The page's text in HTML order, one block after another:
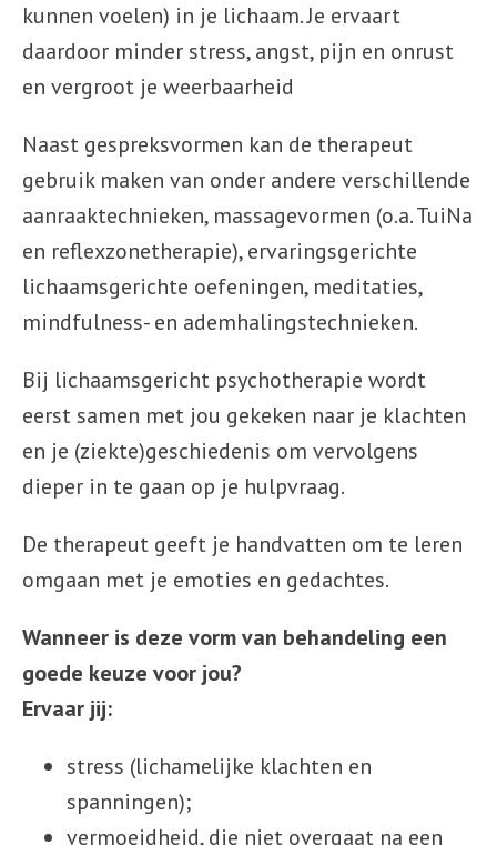
kunnen voelen) in je lichaam. Je ervaart
daardoor minder stress, angst, pijn en onrust
en vergroot je weerbaarheid
Naast gespreksvormen kan de therapeut
gebruik maken van onder andere verschillende
aanraaktechnieken, massagevormen (o.a. TuiNa
en reflexzonetherapie), ervaringsgerichte
lichaamsgerichte oefeningen, meditaties,
mindfulness- en ademhalingstechnieken.
Bij lichaamsgericht psychotherapie wordt
eerst samen met jou gekeken naar je klachten
en je (ziekte)geschiedenis om vervolgens
dieper in te gaan op je hulpvraag.
De therapeut geeft je handvatten om te leren
omgaan met je emoties en gedachtes.
Wanneer is deze vorm van behandeling een
goede keuze voor jou?
Ervaar jij:
stress (lichamelijke klachten en
spanningen);
vermoeidheid, die niet overgaat na een